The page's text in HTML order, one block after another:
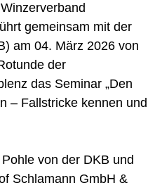
gemeinsam mit der
am 04. März 2026 von
der
das Seminar „Den
– Fallstricke kennen und
von der DKB und
Schlamann GmbH &